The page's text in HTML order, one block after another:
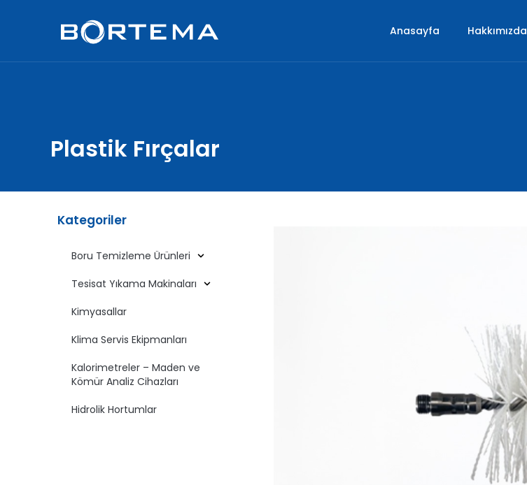
Anasayfa Hakkımızda
Plastik Fırçalar
Kategoriler
Boru Temizleme Ürünleri
Tesisat Yıkama Makinaları
Kimyasallar
Klima Servis Ekipmanları
Kalorimetreler – Maden ve
Kömür Analiz Cihazları
Hidrolik Hortumlar